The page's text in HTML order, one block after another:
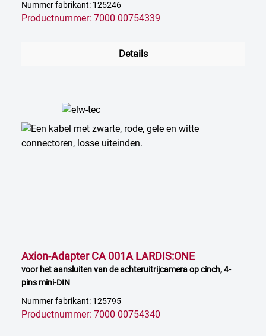
Nummer fabrikant: 125246
Productnummer: 7000 00754339
Details
Axion-Adapter CA 001A LARDIS:ONE
voor het aansluiten van de achteruitrijcamera op cinch, 4-
pins mini-DIN
Nummer fabrikant: 125795
Productnummer: 7000 00754340